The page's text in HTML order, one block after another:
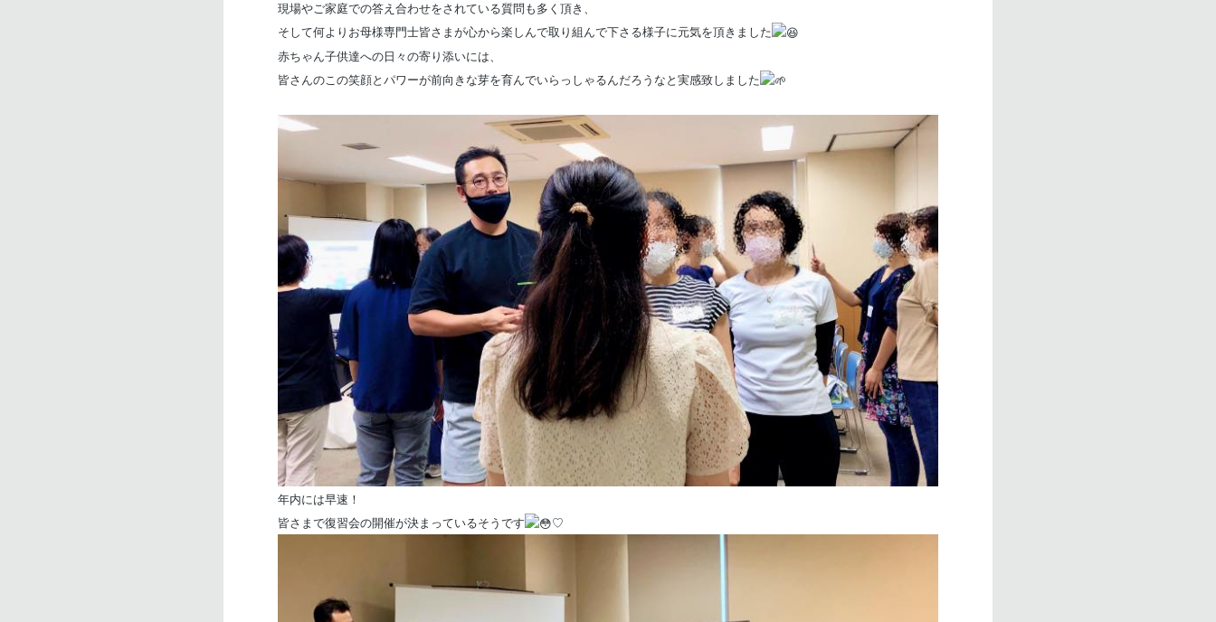
現場やご家庭での答え合わせをされている質問も 多く頂き、
そして何よりお母様専門士皆さまが心から楽しんで取り組んで下さる様子に元気を頂きました
赤ちゃん子供達への日々の寄り添いには、
皆さんの この笑顔とパワーが前向きな芽を育んでいらっしゃる んだろうなと実感致しました
年内には早速！
皆さまで復習会の開催が決まっているそうです
♡